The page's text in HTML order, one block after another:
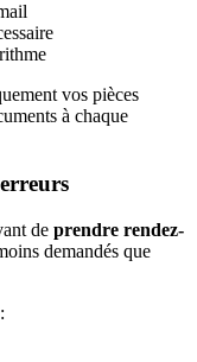
vos pièces
à chaque
de prendre rendez-
demandés que